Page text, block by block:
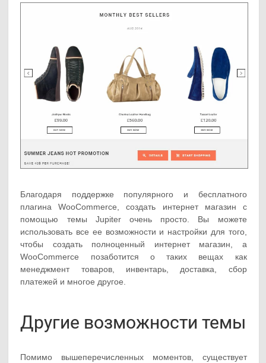
Благодаря поддержке популярного и бесплатного
плагина WooCommerce, создать интернет магазин с
помощью темы Jupiter очень просто. Вы можете
использовать все ее возможности и настройки для того,
чтобы создать полноценный интернет магазин, а
WooCommerce позаботится о таких вещах как
менеджмент товаров, инвентарь, доставка, сбор
платежей и многое другое.
Другие возможности темы
Помимо вышеперечисленных моментов, существует